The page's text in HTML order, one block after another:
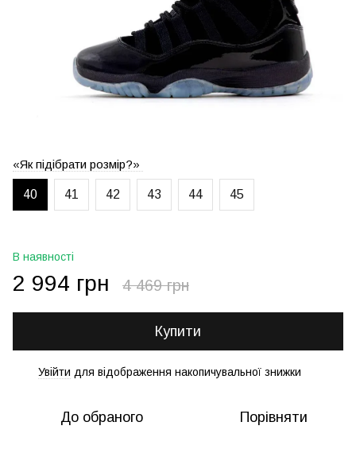
«Як підібрати розмір?»
40 41 42 43 44 45
В наявності
2 994 грн 4 469 грн
Купити
Увійти для відображення накопичувальної знижки
До обраного Порівняти